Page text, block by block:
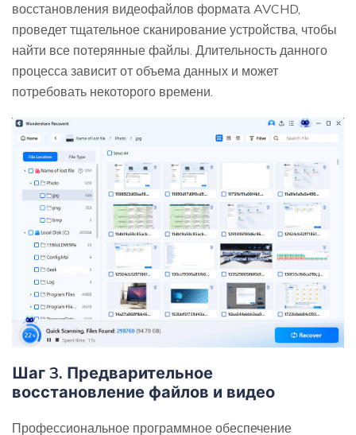
восстановления видеофайлов формата AVCHD,
проведет тщательное сканирование устройства, чтобы
найти все потерянные файлы. Длительность данного
процесса зависит от объема данных и может
потребовать некоторого времени.
Шаг 3. Предварительное
восстановление файлов и видео
Профессиональное программное обеспечение